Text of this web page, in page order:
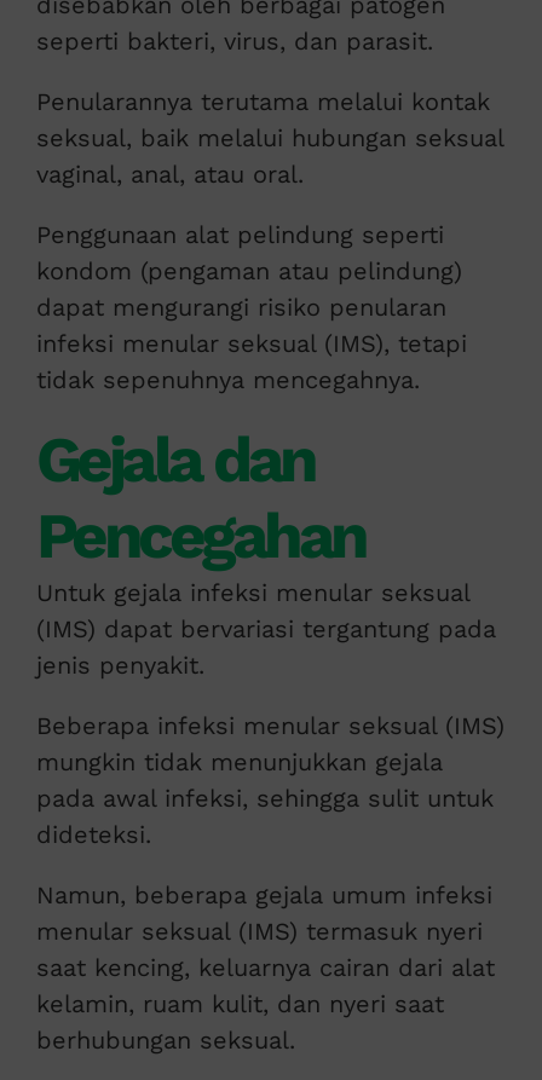
seperti bakteri, virus, dan parasit.
Penularannya terutama melalui kontak
seksual, baik melalui hubungan seksual
vaginal, anal, atau oral.
Penggunaan alat pelindung seperti
kondom (pengaman atau pelindung)
dapat mengurangi risiko penularan
infeksi menular seksual (IMS), tetapi
tidak sepenuhnya mencegahnya.
Gejala dan
Pencegahan
Untuk gejala infeksi menular seksual
(IMS) dapat bervariasi tergantung pada
jenis penyakit.
Beberapa infeksi menular seksual (IMS)
mungkin tidak menunjukkan gejala
pada awal infeksi, sehingga sulit untuk
dideteksi.
Namun, beberapa gejala umum infeksi
menular seksual (IMS) termasuk nyeri
saat kencing, keluarnya cairan dari alat
kelamin, ruam kulit, dan nyeri saat
berhubungan seksual.